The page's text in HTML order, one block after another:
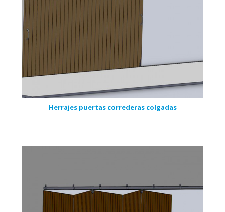
Herrajes puertas correderas colgadas